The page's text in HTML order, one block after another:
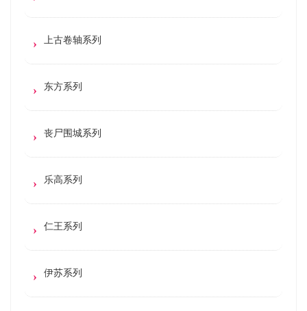
上古卷轴系列
东方系列
丧尸围城系列
乐高系列
仁王系列
伊苏系列